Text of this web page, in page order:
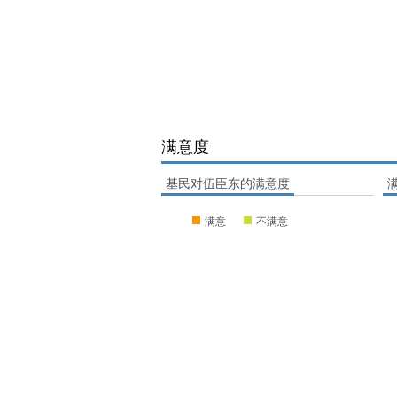
满意度
基民对伍臣东的满意度
满意 不满意